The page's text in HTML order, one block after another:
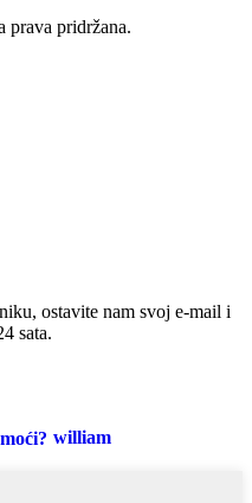
prava pridržana.
ostavite nam svoj e-mail i
sata.
william